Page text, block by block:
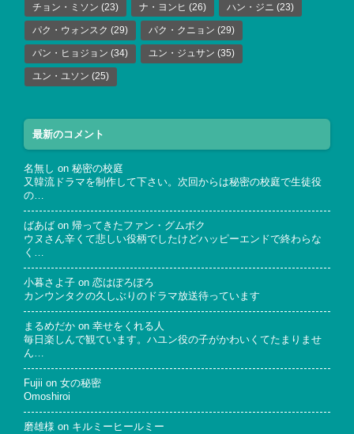
チョン・ミソン (23) ナ・ヨンヒ (26) ハン・ジニ (23)
パク・ウォンスク (29) パク・クニョン (29)
パン・ヒョジョン (34) ユン・ジュサン (35)
ユン・ユソン (25)
最新のコメント
名無し on 秘密の校庭
又韓流ドラマを制作して下さい。次回からは秘密の校庭で生徒役
の…
ばあば on 帰ってきたファン・グムボク
ウヌさん辛くて悲しい役柄でしたけどハッピーエンドで終わらな
く…
小暮さよ子 on 恋はぽろぽろ
カンウンタクの久しぶりのドラマ放送待っています
まるめだか on 幸せをくれる人
毎日楽しんで観ています。ハユン役の子がかわいくてたまりませ
ん…
Fujii on 女の秘密
Omoshiroi
磨雄様 on キルミーヒールミー